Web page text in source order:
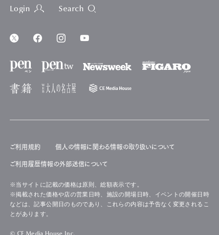
Login Search
ご利用規約 個人の情報に関わる情報の取り扱いについて
ご利用履歴情報の外部送信について
※当サイトに記載の価格は原則、総額表示です。
※掲載された価格や店の営業日時、施設の開場日時、イベントの開催日時
などは、記事公開日のものであり、これらの内容は予告なく変更されるこ
とがあります。